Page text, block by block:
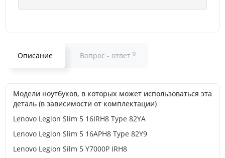
Описание Вопрос - ответ 0
Модели ноутбуков, в которых может использоваться эта
деталь (в зависимости от комплектации)
Lenovo Legion Slim 5 16IRH8 Type 82YA
Lenovo Legion Slim 5 16APH8 Type 82Y9
Lenovo Legion Silm 5 Y7000P IRH8